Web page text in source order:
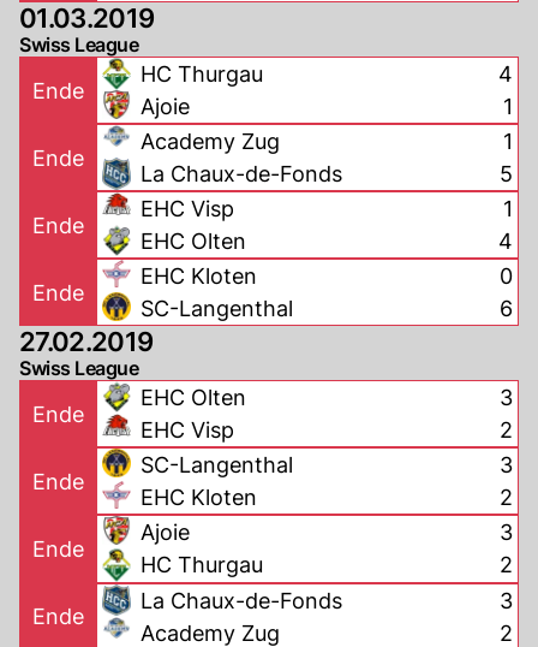
01.03.2019
Swiss League
Ende
HC Thurgau
Ajoie
4
1
Ende
Academy Zug
La Chaux-de-Fonds
1
5
Ende
EHC Visp
EHC Olten
1
4
Ende
EHC Kloten
SC-Langenthal
0
6
27.02.2019
Swiss League
Ende
EHC Olten
EHC Visp
3
2
Ende
SC-Langenthal
EHC Kloten
3
2
Ende
Ajoie
HC Thurgau
3
2
Ende
La Chaux-de-Fonds
Academy Zug
3
2